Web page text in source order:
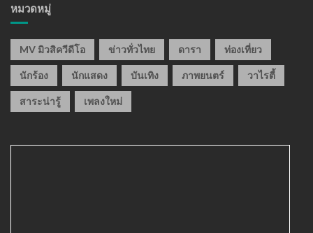
หมวดหมู่
MV มิวสิควีดีโอ ข่าวทั่วไทย ดารา ท่องเที่ยว
นักร้อง นักแสดง บันเทิง ภาพยนตร์ วาไรตี้
สาระน่ารู้ เพลงใหม่